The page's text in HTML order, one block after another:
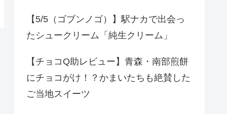
【5/5（ゴブンノゴ）】駅ナカで出会っ
たシュークリーム「純生クリーム」
【チョコQ助レビュー】青森・南部煎餅
にチョコがけ！？かまいたちも絶賛した
ご当地スイーツ